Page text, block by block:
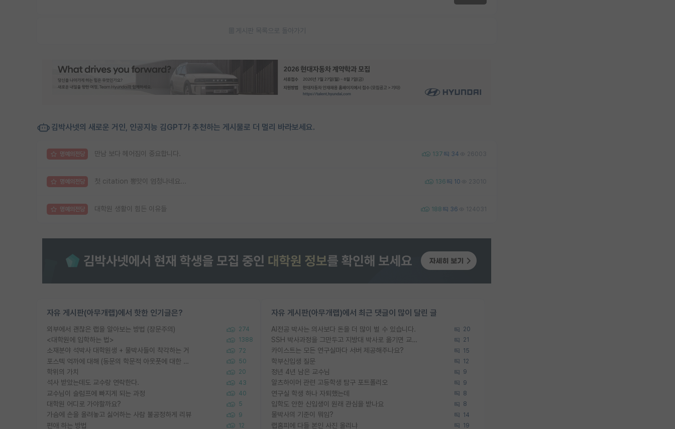
게시판 목록으로 돌아가기
김박사넷의 새로운 거인, 인공지능 김GPT가 추천하는 게시물로 더 멀리 바라보세요.
명예의전당 만남 보다 헤어짐이 중요합니다. 137 34 26003
명예의전당 첫 citation 뽕맛이 엄청나네요... 136 10 23010
명예의전당 대학원 생활이 힘든 이유들 188 36 124031
자유 게시판(아무개랩)에서 핫한 인기글은?
외부에서 괜찮은 랩을 알아보는 방법 (장문주의) 274
<대학원에 입학하는 법> 1388
소재분야 석박사 대학원생 + 물박사들이 착각하는 거 72
포스텍 억까에 대해 (동문의 학문적 아웃풋에 대한 반박) 50
학위의 가치 20
석사 받았는데도 교수랑 연락한다. 43
교수님이 슬럼프에 빠지게 되는 과정 40
대학원 어디로 가야할까요? 5
가슴에 손을 올려놓고 싫어하는 사람 불공정하게 리뷰 9
편애 하는 방법 12
자유 게시판(아무개랩)에서 최근 댓글이 많이 달린 글
AI전공 박사는 의사보다 돈을 더 많이 벌 수 있습니다. 20
SSH 박사과정을 그만두고 지방대 박사로 옮기면 교수의 꿈은 끝일까요? 21
카이스트는 모든 연구실마다 서버 제공해주나요? 15
학부신입생 질문 12
정년 4년 남은 교수님 9
알츠하이머 관련 고등학생 탐구 포트폴리오 9
연구실 학생 하나 자퇴했는데 8
입학도 안한 신입생이 원래 관심을 받나요 8
물박사의 기준이 뭐임? 14
랩홈피에 다들 본인 사진 올리냐 19